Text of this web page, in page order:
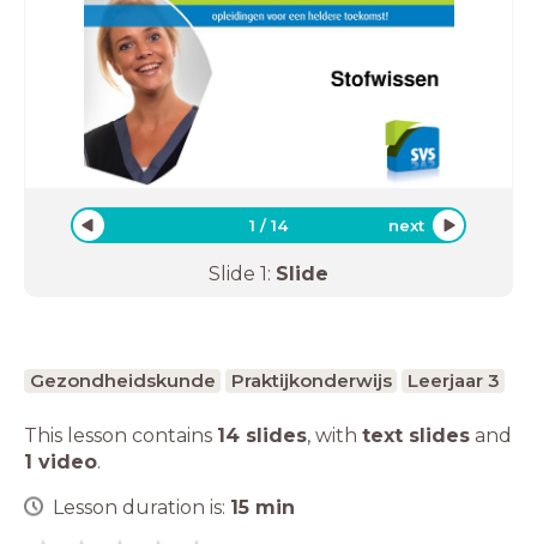
1 /14 next
Slide 1: Slide
Gezondheidskunde Praktijkonderwijs Leerjaar 3
This lesson contains 14 slides, with text slides and
1 video.
Lesson duration is: 15 min